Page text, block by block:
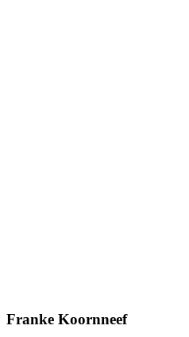
Franke Koornneef